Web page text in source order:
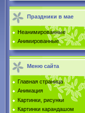
Праздники в мае
Неанимированные
Анимированные
Меню сайта
Главная страница
Анимация
Картинки, рисунки
Картинки карандашом